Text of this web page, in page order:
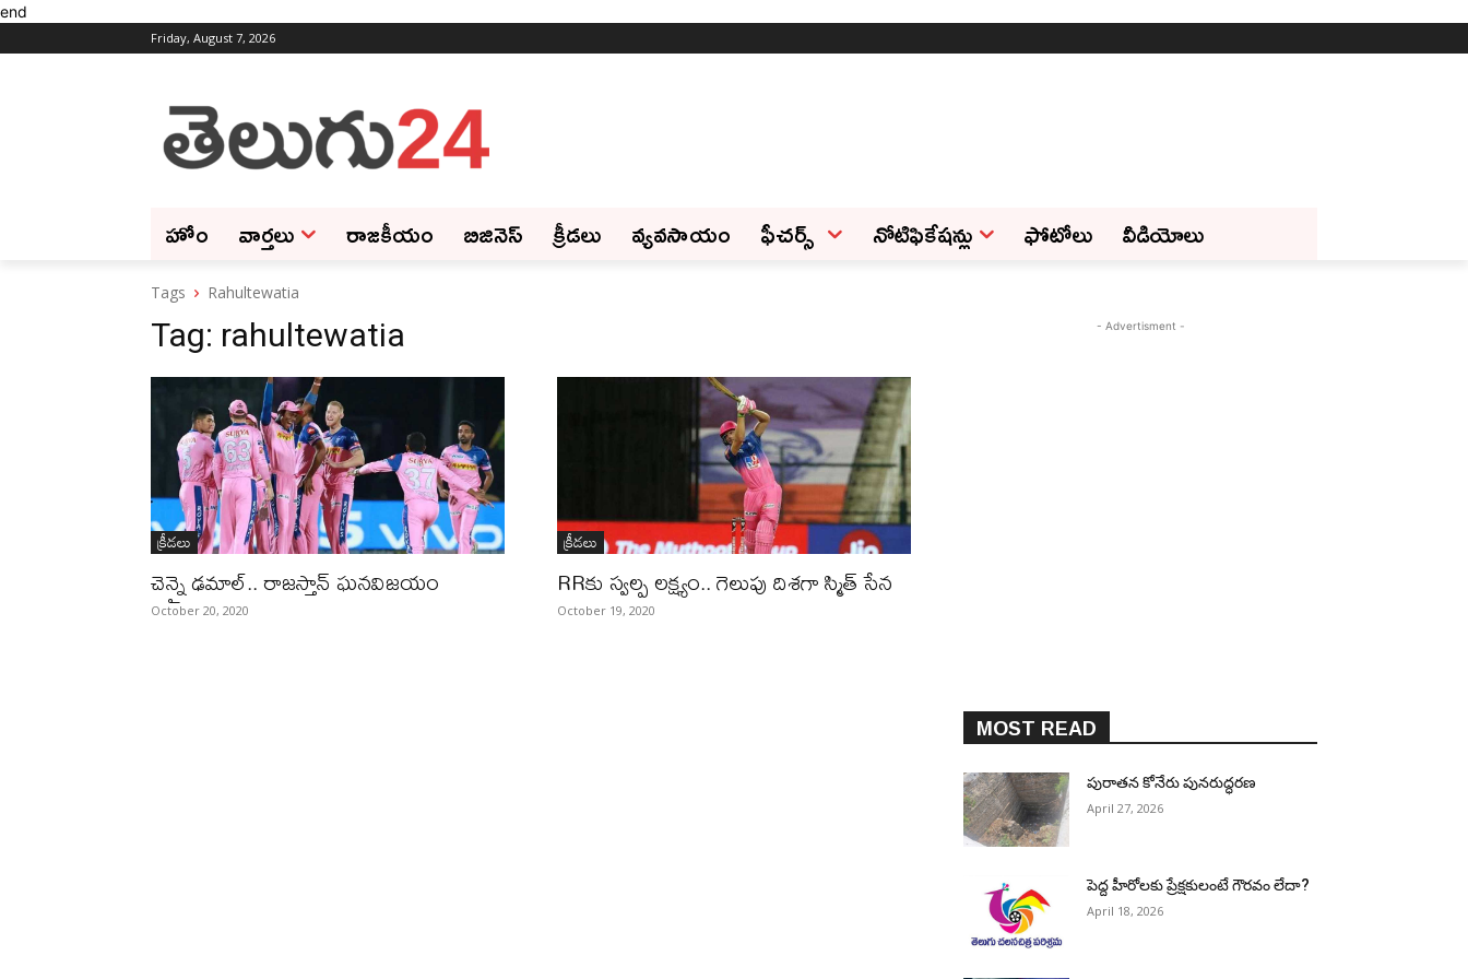
end
Friday, August 7, 2026
హోం వార్తలు రాజకీయం బిజినెస్‌ క్రీడలు వ్యవసాయం ఫీచ‌ర్స్ ‌ నోటిఫికేషన్లు ఫోటోలు వీడియోలు
Tags Rahultewatia
Tag: rahultewatia
క్రీడలు
చెన్నై ఢమాల్‌.. రాజస్తాన్‌ ఘనవిజయం
October 20, 2020
క్రీడలు
RRకు స్వల్ప లక్ష్యం.. గెలుపు దిశగా స్మిత్‌ సేన
October 19, 2020
- Advertisment -
MOST READ
పురాత‌న కోనేరు పున‌రుద్ధ‌ర‌ణ
April 27, 2026
పెద్ద హీరోల‌కు ప్రేక్ష‌కులంటే గౌర‌వం లేదా?
April 18, 2026